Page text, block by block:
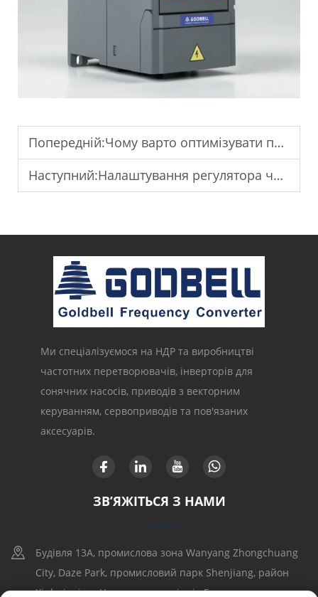
Попередній:Чому варто оптимізувати параметри ПЧ — перетворювача частоти?
Наступний:Налаштування регулятора частоти обертання (VFD) для сонячних систем зрошування.
Ми спеціалізуємося на НДР та виробництві
частотних перетворювачів, інверторів для
сонячних насосів, приводів з векторним
керуванням, сервоприводів та пов'язаних
аксесуарів.
ЗВ’ЯЖІТЬСЯ З НАМИ
Будівля 13A, промислова зона Wanyang Zhongchuang
City, Daze Park, промисловий парк Shenjiang, район
Xinhui, місто Цзянмэнь, провінція Гуандун